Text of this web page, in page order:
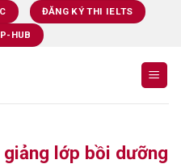
ĐĂNG KÝ THI IELTS
HUB
lớp bồi dưỡng